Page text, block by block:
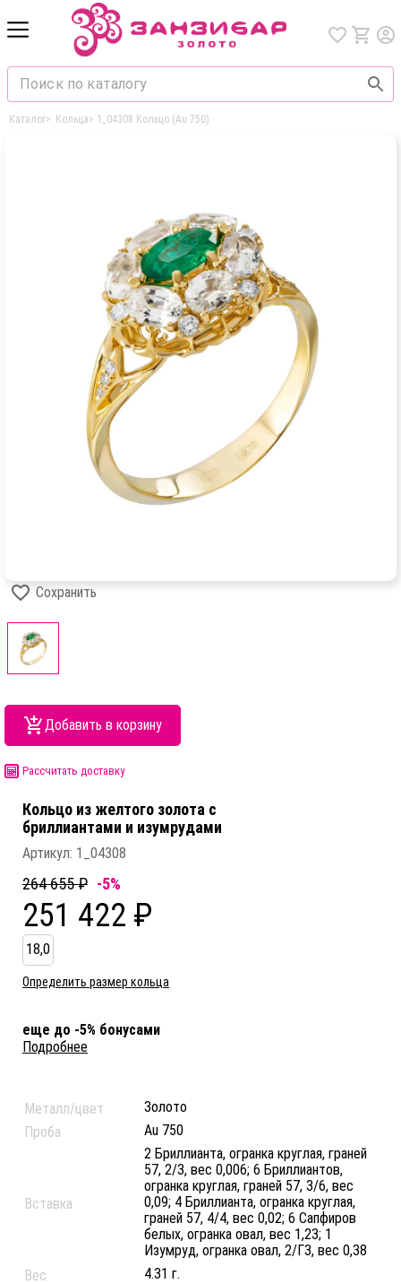
Каталог> Кольца> 1_04308 Кольцо (Au 750)
Сохранить
Добавить в корзину
Рассчитать доставку
Кольцо из желтого золота c
бриллиантами и изумрудами
Артикул: 1_04308
264 655 ₽ -5%
251 422 ₽
18,0
Определить размер кольца
еще до -5% бонусами
Подробнее
Металл/цвет
Золото
Проба
Au 750
Вставка
2 Бриллианта, огранка круглая, граней
57, 2/3, вес 0,006; 6 Бриллиантов,
огранка круглая, граней 57, 3/6, вес
0,09; 4 Бриллианта, огранка круглая,
граней 57, 4/4, вес 0,02; 6 Сапфиров
белых, огранка овал, вес 1,23; 1
Изумруд, огранка овал, 2/Г3, вес 0,38
Вес
4.31 г.